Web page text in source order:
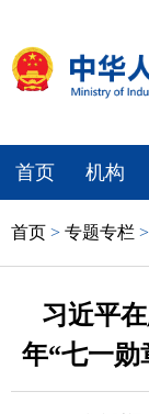
首页 机构
首页 > 专题专栏 >
习近平
年“七一勋